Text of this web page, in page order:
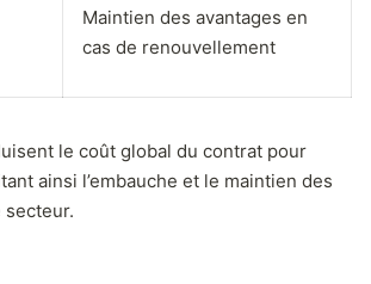
Maintien des avantages en
cas de renouvellement
le coût global du contrat pour
ainsi l’embauche et le maintien des
secteur.